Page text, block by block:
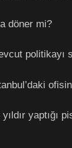
döner mi?
politikayı
yaptığı